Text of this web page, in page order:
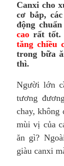
Canxi cho
cơ bắp,
động
cao rất tốt.
tăng chiều
trong bữa
thì.
Người lớn
tương
chay, không
mùi vị của
ăn gì?
giàu canxi